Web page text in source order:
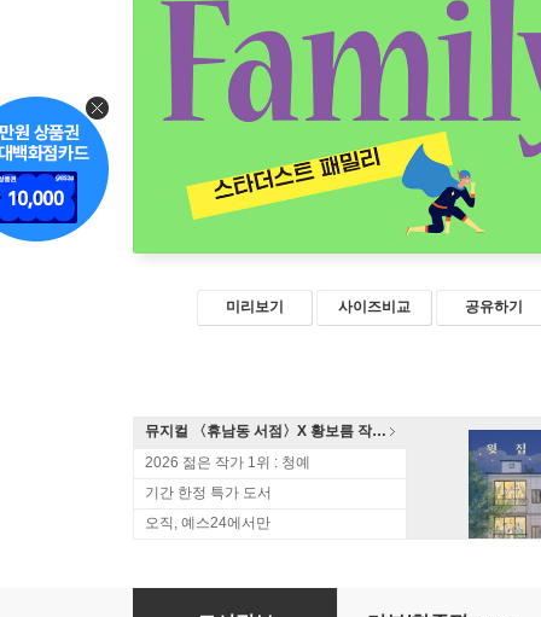
미리보기 사이즈비교 공유하기
뮤지컬 〈휴남동 서점〉X 황보름 작가 북토크
2026 젊은 작가 1위 : 청예
기간 한정 특가 도서
오직, 예스24에서만
스타더스트 패밀리